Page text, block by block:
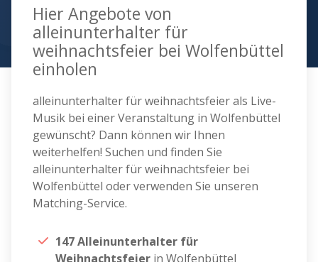
Hier Angebote von
alleinunterhalter für
weihnachtsfeier bei Wolfenbüttel
einholen
alleinunterhalter für weihnachtsfeier als Live-
Musik bei einer Veranstaltung in Wolfenbüttel
gewünscht? Dann können wir Ihnen
weiterhelfen! Suchen und finden Sie
alleinunterhalter für weihnachtsfeier bei
Wolfenbüttel oder verwenden Sie unseren
Matching-Service.
147 Alleinunterhalter für
Weihnachtsfeier in Wolfenbüttel